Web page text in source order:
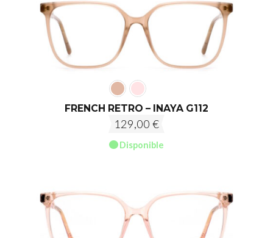
FRENCH RETRO – INAYA G112
129,00 €
Disponible